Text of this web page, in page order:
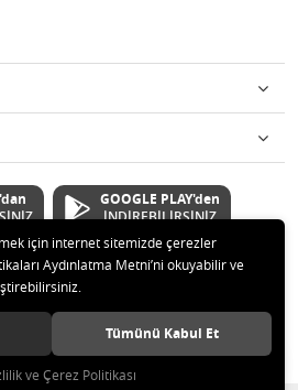
GOOGLE PLAY'den
İNDİREBİLİRSİNİZ
Kırtasiye Oyuncak San ve Tic.Ltd.Şti Tüm
için internet sitemizde çerezler
Aydınlatma Metni’ni okuyabilir ve
Tümünü Kabul Et
ve Çerez Politikası